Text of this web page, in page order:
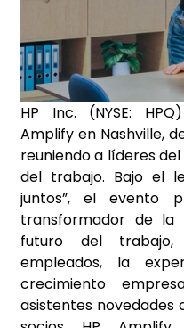
HP Inc. (NYSE:
Amplify en Nashville,
reuniendo a líderes
del trabajo. Bajo el
juntos”, el evento
transformador de la
futuro del
empleados, la
crecimiento
asistentes